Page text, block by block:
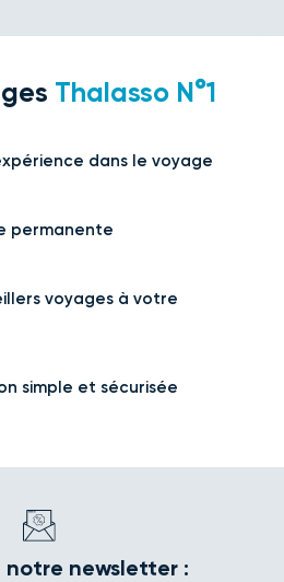
Thalasso N°1
dans le voyage
permanente
voyagesà votre
simple et sécurisée
notre newsletter :